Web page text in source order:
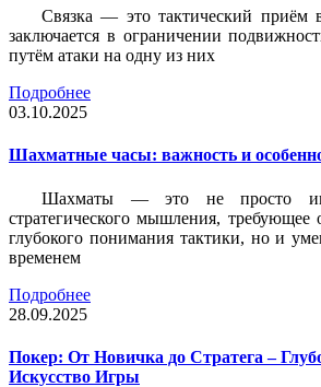
Связка — это тактический приём
заключается в ограничении
путём атаки на одну из них
Подробнее
03.10.2025
Шахматные часы: важность и
Шахматы — это не просто
стратегического мышления, требующее
глубокого понимания тактики, но и
временем
Подробнее
28.09.2025
Покер: От Новичка до Стратега –
Искусство Игры